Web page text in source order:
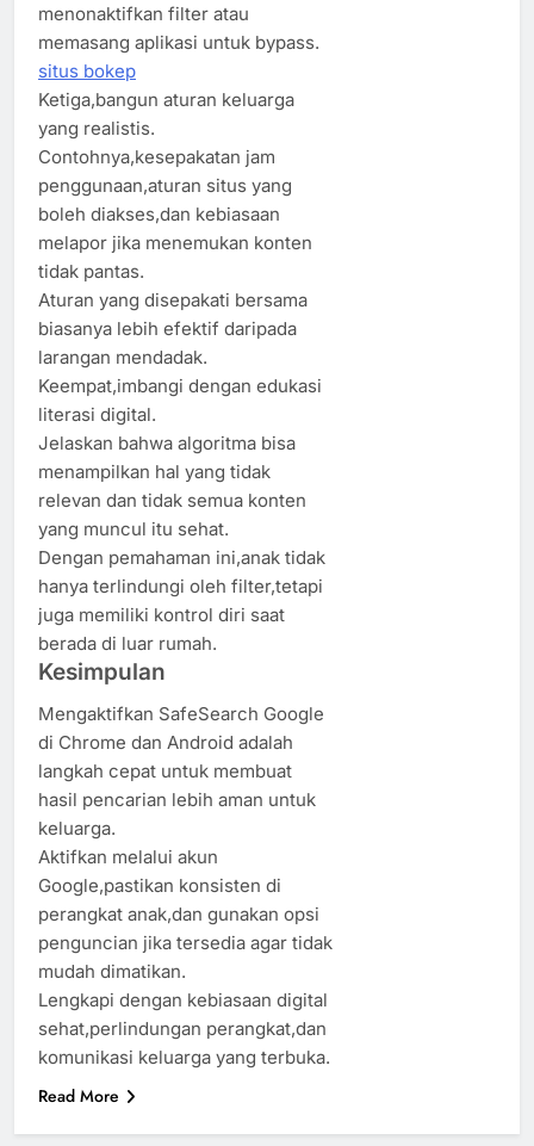
menonaktifkan filter atau
memasang aplikasi untuk bypass.
situs bokep
Ketiga,bangun aturan keluarga
yang realistis.
Contohnya,kesepakatan jam
penggunaan,aturan situs yang
boleh diakses,dan kebiasaan
melapor jika menemukan konten
tidak pantas.
Aturan yang disepakati bersama
biasanya lebih efektif daripada
larangan mendadak.
Keempat,imbangi dengan edukasi
literasi digital.
Jelaskan bahwa algoritma bisa
menampilkan hal yang tidak
relevan dan tidak semua konten
yang muncul itu sehat.
Dengan pemahaman ini,anak tidak
hanya terlindungi oleh filter,tetapi
juga memiliki kontrol diri saat
berada di luar rumah.
Kesimpulan
Mengaktifkan SafeSearch Google
di Chrome dan Android adalah
langkah cepat untuk membuat
hasil pencarian lebih aman untuk
keluarga.
Aktifkan melalui akun
Google,pastikan konsisten di
perangkat anak,dan gunakan opsi
penguncian jika tersedia agar tidak
mudah dimatikan.
Lengkapi dengan kebiasaan digital
sehat,perlindungan perangkat,dan
komunikasi keluarga yang terbuka.
Read More